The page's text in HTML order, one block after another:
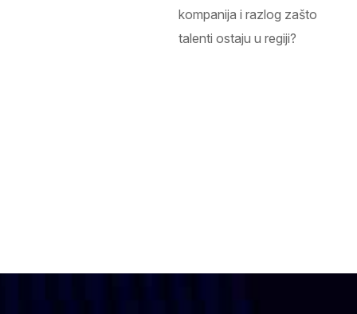
kompanija i razlog zašto
talenti ostaju u regiji?